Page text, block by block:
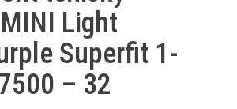
Light
Superfit 1-
– 32